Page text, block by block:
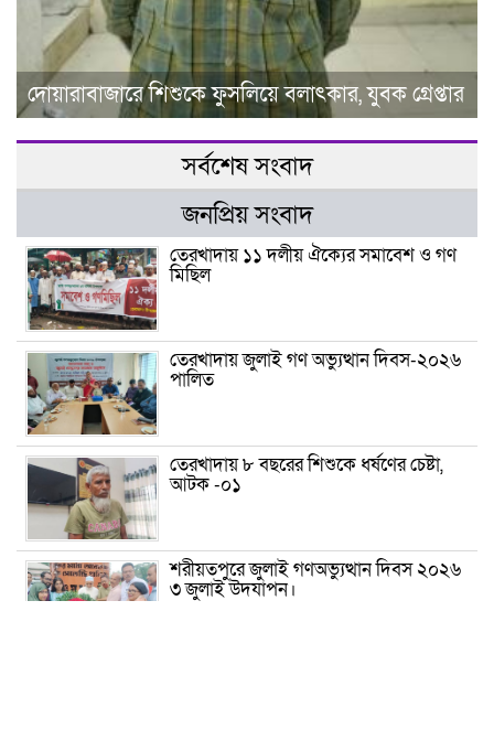
দোয়ারাবাজারে শিশুকে ফুসলিয়ে বলাৎকার, যুবক গ্রেপ্তার
সর্বশেষ সংবাদ
জনপ্রিয় সংবাদ
তেরখাদায় ১১ দলীয় ঐক্যের সমাবেশ ও গণ
মিছিল
তেরখাদায় জুলাই গণ অভ্যুত্থান দিবস-২০২৬
পালিত
তেরখাদায় ৮ বছরের শিশুকে ধর্ষণের চেষ্টা,
আটক -০১
শরীয়তপুরে জুলাই গণঅভ্যুত্থান দিবস ২০২৬
৩ জুলাই উদযাপন।